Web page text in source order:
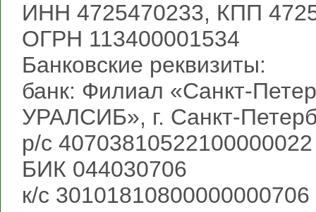
ИНН 4725470233, КПП
ОГРН 113400001534
Банковские реквизиты:
банк: Филиал «Санкт-
УРАЛСИБ», г. Санкт-
р/с 40703810522100000022
БИК 044030706
к/с 30101810800000000706